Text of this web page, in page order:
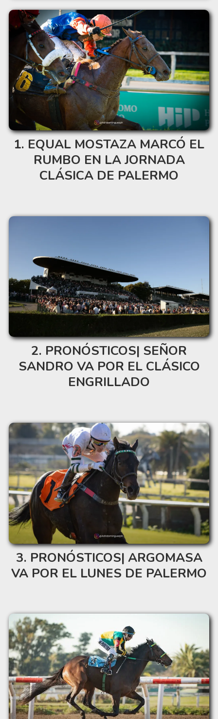
EQUAL MOSTAZA MARCÓ EL
RUMBO EN LA JORNADA
CLÁSICA DE PALERMO
PRONÓSTICOS| SEÑOR
SANDRO VA POR EL CLÁSICO
ENGRILLADO
PRONÓSTICOS| ARGOMASA
VA POR EL LUNES DE PALERMO